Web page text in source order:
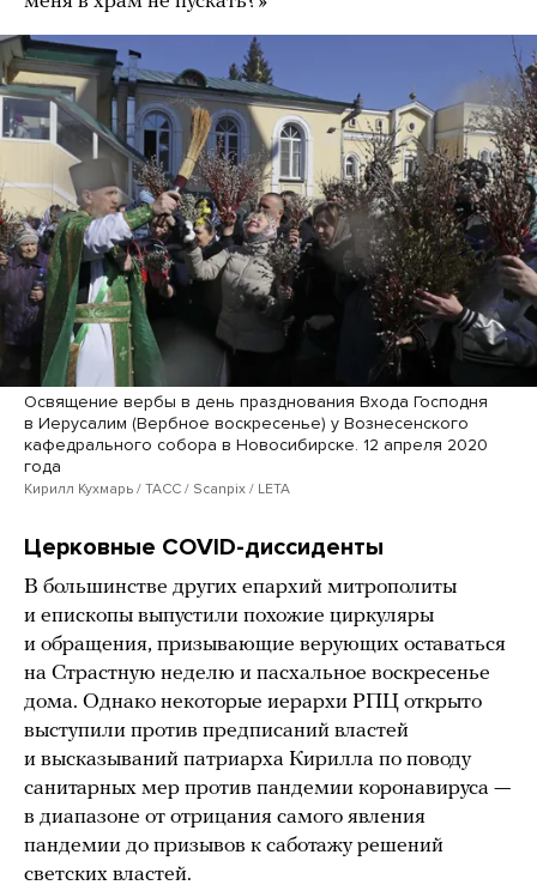
Освящение вербы в день празднования Входа Господня
в Иерусалим (Вербное воскресенье) у Вознесенского
кафедрального собора в Новосибирске. 12 апреля 2020
года
Кирилл Кухмарь / ТАСС / Scanpix / LETA
Церковные COVID-диссиденты
В большинстве других епархий митрополиты
и епископы выпустили похожие циркуляры
и обращения, призывающие верующих оставаться
на Страстную неделю и пасхальное воскресенье
дома. Однако некоторые иерархи РПЦ открыто
выступили против предписаний властей
и высказываний патриарха Кирилла по поводу
санитарных мер против пандемии коронавируса —
в диапазоне от отрицания самого явления
пандемии до призывов к саботажу решений
светских властей.